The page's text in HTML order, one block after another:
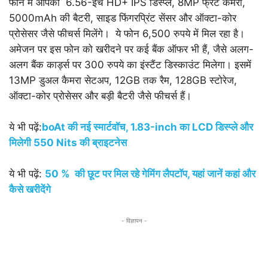
फोन में आपको 6.56-इंच HD+ IPS डिस्प्ले, 8MP फ्रंट कैमरा,
5000mAh की बैटरी, साइड फिंगरप्रिंट सेंसर और ऑक्टा-कोर
प्रोसेसर जैसे फीचर्स मिलेंगे। ये फोन 6,500 रुपये में मिल रहा है।
अमेजन पर इस फोन को खरीदने पर कई बैंक ऑफर भी हैं, जैसे अलग-
अलग बैंक कार्ड्स पर 300 रुपये का इंस्टैंट डिस्काउंट मिलेगा। इसमें
13MP डुअल कैमरा सेटअप, 12GB तक रैम, 128GB स्टोरेज,
ऑक्टा-कोर प्रोसेसर और बड़ी बैटरी जैसे फीचर्स हैं।
ये भी पढ़ें:boAt की नई स्मार्टवॉच, 1.83-inch का LCD डिस्प्ले और
मिलेगी 550 Nits की ब्राइटनेस
ये भी पढ़ें: 50 % की छूट पर मिल रहे गेमिंग लैपटॉप, यहां जानें कहां और
कैसे खरीदेंगे
- विज्ञापन -